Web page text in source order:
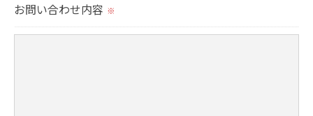
＜個人情報を与えなかった場合に生じる結果＞
お問い合わせ内容 ※